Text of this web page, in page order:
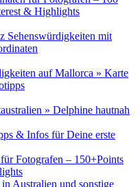
& Highlights
Sehenswürdigkeiten mit
auf Mallorca » Karte
» Delphine hautnah
& Infos für Deine erste
Fotografen – 150+Points
Australien und sonstige